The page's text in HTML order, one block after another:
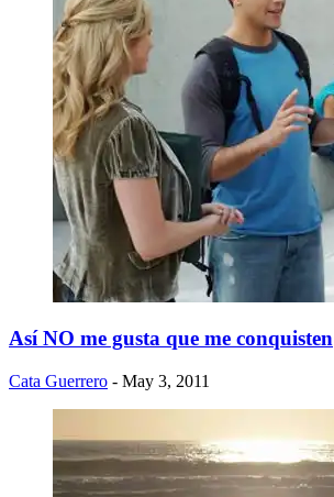
Así NO me gusta que me conquisten
Cata Guerrero - May 3, 2011